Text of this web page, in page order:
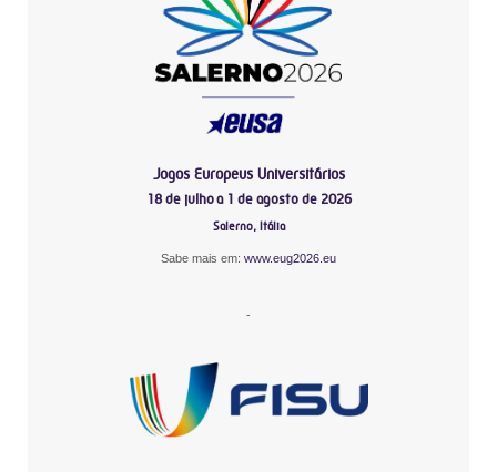
Jogos Europeus Universitários
18 de julho a 1 de agosto de 2026
Salerno, Itália
Sabe mais em: www.eug2026.eu
-